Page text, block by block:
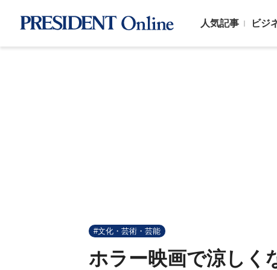
人気記事 ビジ
#文化・芸術・芸能
ホラー映画で涼しく